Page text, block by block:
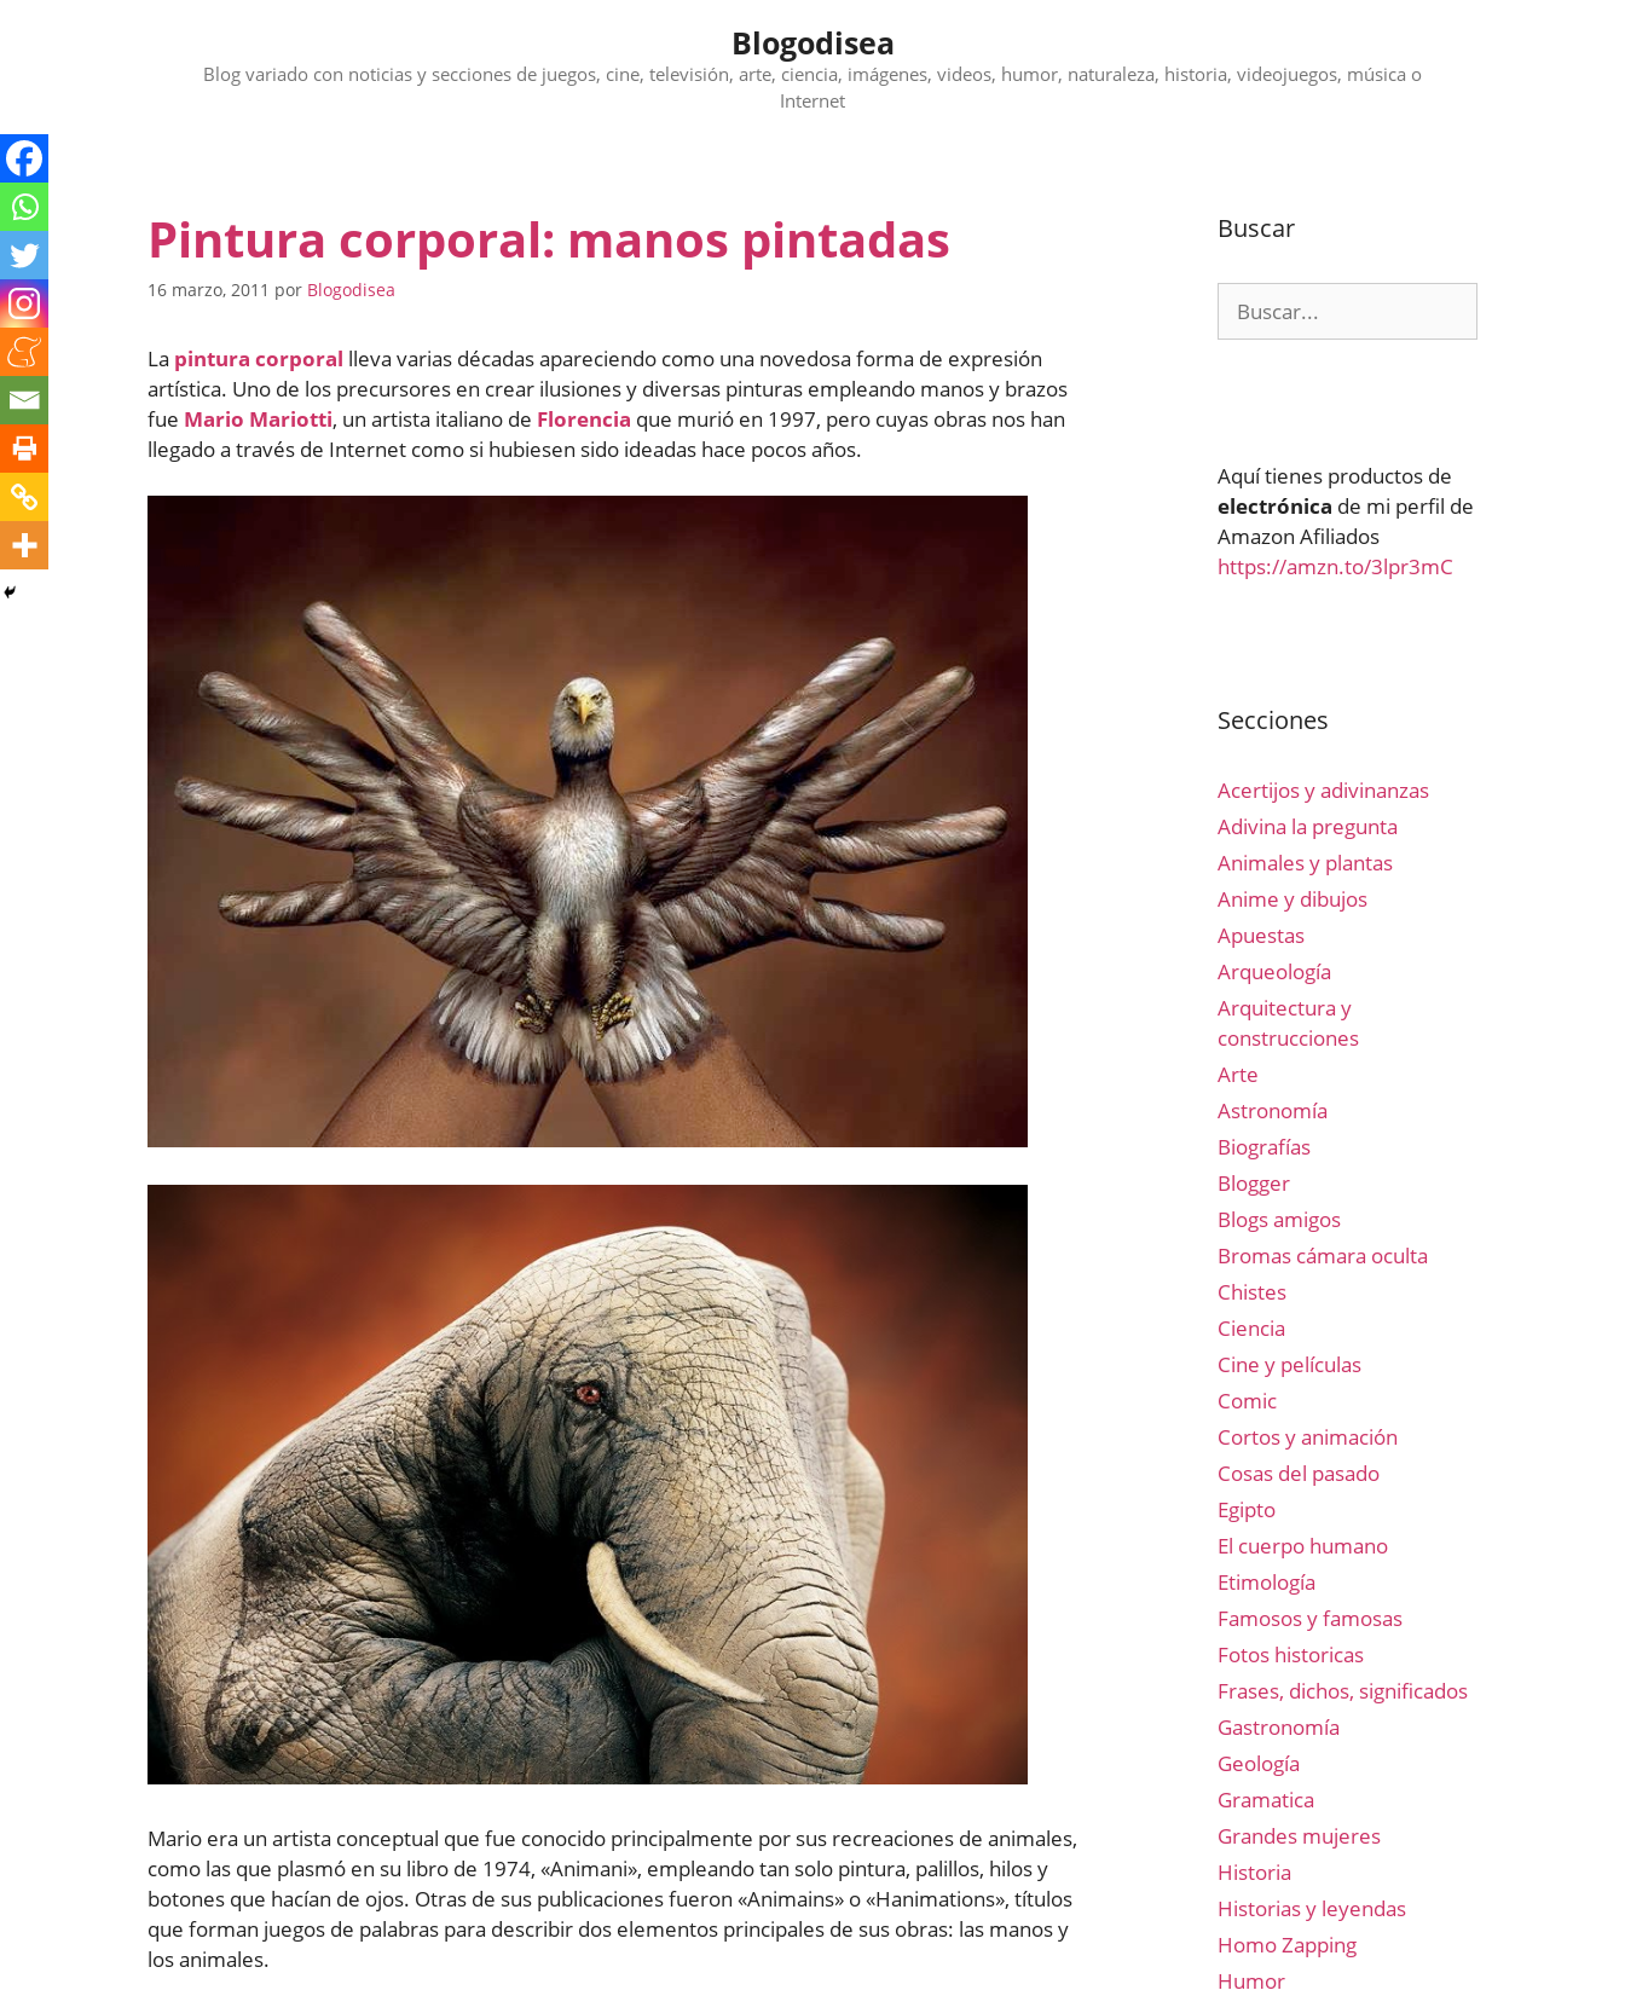
Blogodisea
Blog variado con noticias y secciones de juegos, cine, televisión, arte, ciencia, imágenes, videos, humor, naturaleza, historia, videojuegos, música o
Internet
Pintura corporal: manos pintadas
16 marzo, 2011 por Blogodisea
La pintura corporal lleva varias décadas apareciendo como una novedosa forma de expresión
artística. Uno de los precursores en crear ilusiones y diversas pinturas empleando manos y brazos
fue Mario Mariotti, un artista italiano de Florencia que murió en 1997, pero cuyas obras nos han
llegado a través de Internet como si hubiesen sido ideadas hace pocos años.
Mario era un artista conceptual que fue conocido principalmente por sus recreaciones de animales,
como las que plasmó en su libro de 1974, «Animani», empleando tan solo pintura, palillos, hilos y
botones que hacían de ojos. Otras de sus publicaciones fueron «Animains» o «Hanimations», títulos
que forman juegos de palabras para describir dos elementos principales de sus obras: las manos y
los animales.
Buscar
Aquí tienes productos de
electrónica de mi perfil de
Amazon Afiliados
https://amzn.to/3lpr3mC
Secciones
Acertijos y adivinanzas
Adivina la pregunta
Animales y plantas
Anime y dibujos
Apuestas
Arqueología
Arquitectura y
construcciones
Arte
Astronomía
Biografías
Blogger
Blogs amigos
Bromas cámara oculta
Chistes
Ciencia
Cine y películas
Comic
Cortos y animación
Cosas del pasado
Egipto
El cuerpo humano
Etimología
Famosos y famosas
Fotos historicas
Frases, dichos, significados
Gastronomía
Geología
Gramatica
Grandes mujeres
Historia
Historias y leyendas
Homo Zapping
Humor